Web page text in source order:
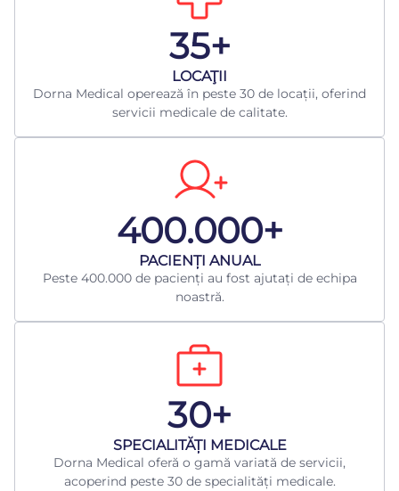
35+
LOCAŢII
Dorna Medical operează în peste 30 de locații, oferind
servicii medicale de calitate.
400.000+
​PACIENȚI ANUAL
Peste 400.000 de pacienți au fost ajutați de echipa
noastră.
30+
​SPECIALITĂȚI MEDICALE
Dorna Medical oferă o gamă variată de servicii,
acoperind peste 30 de specialități medicale.